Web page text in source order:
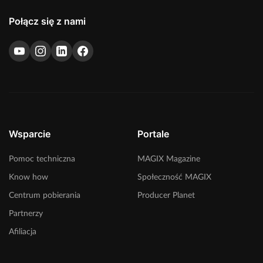
Połącz się z nami
Wsparcie
Pomoc techniczna
Know how
Centrum pobierania
Partnerzy
Afiliacja
Portale
MAGIX Magazine
Społeczność MAGIX
Producer Planet